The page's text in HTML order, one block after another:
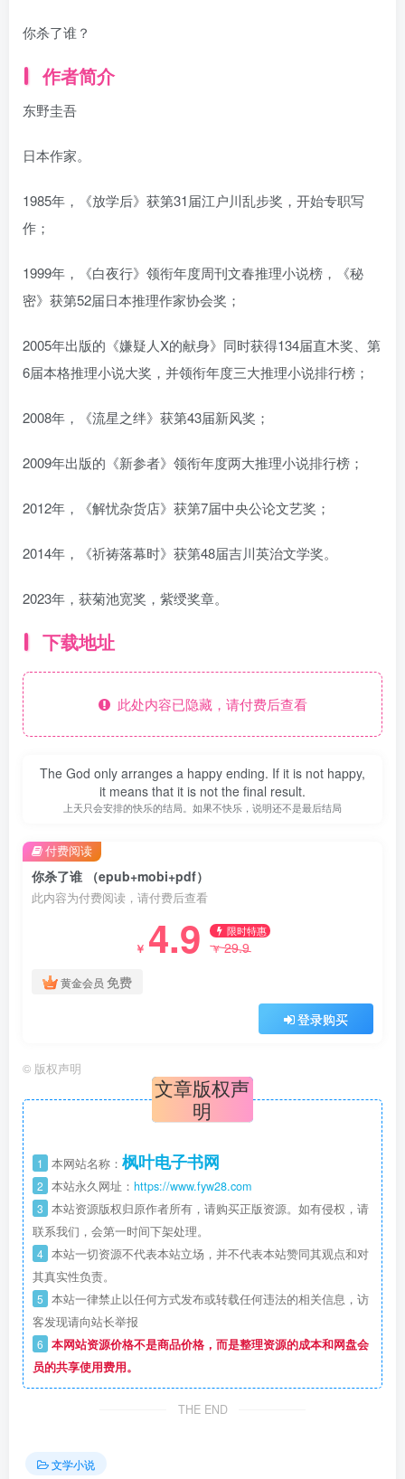
你杀了谁？
作者简介
东野圭吾
日本作家。
1985年，《放学后》获第31届江户川乱步奖，开始专职写
作；
1999年，《白夜行》领衔年度周刊文春推理小说榜，《秘
密》获第52届日本推理作家协会奖；
2005年出版的《嫌疑人X的献身》同时获得134届直木奖、第
6届本格推理小说大奖，并领衔年度三大推理小说排行榜；
2008年，《流星之绊》获第43届新风奖；
2009年出版的《新参者》领衔年度两大推理小说排行榜；
2012年，《解忧杂货店》获第7届中央公论文艺奖；
2014年，《祈祷落幕时》获第48届吉川英治文学奖。
2023年，获菊池宽奖，紫绶奖章。
下载地址
此处内容已隐藏，请付费后查看
The God only arranges a happy ending. If it is not happy,
it means that it is not the final result.
上天只会安排的快乐的结局。如果不快乐，说明还不是最后结局
你杀了谁 （epub+mobi+pdf）
此内容为付费阅读，请付费后查看
￥ 4.9 限时特惠
￥29.9
黄金会员 免费
登录购买
付费阅读
© 版权声明
文章版权声
明
1 本网站名称： 枫叶电子书网
2 本站永久网址： https://www.fyw28.com
3 本站资源版权归原作者所有，请购买正版资源。如有侵权，请
联系我们，会第一时间下架处理。
4 本站一切资源不代表本站立场，并不代表本站赞同其观点和对
其真实性负责。
5 本站一律禁止以任何方式发布或转载任何违法的相关信息，访
客发现请向站长举报
6 本网站资源价格不是商品价格，而是整理资源的成本和网盘会
员的共享使用费用。
THE END
文学小说